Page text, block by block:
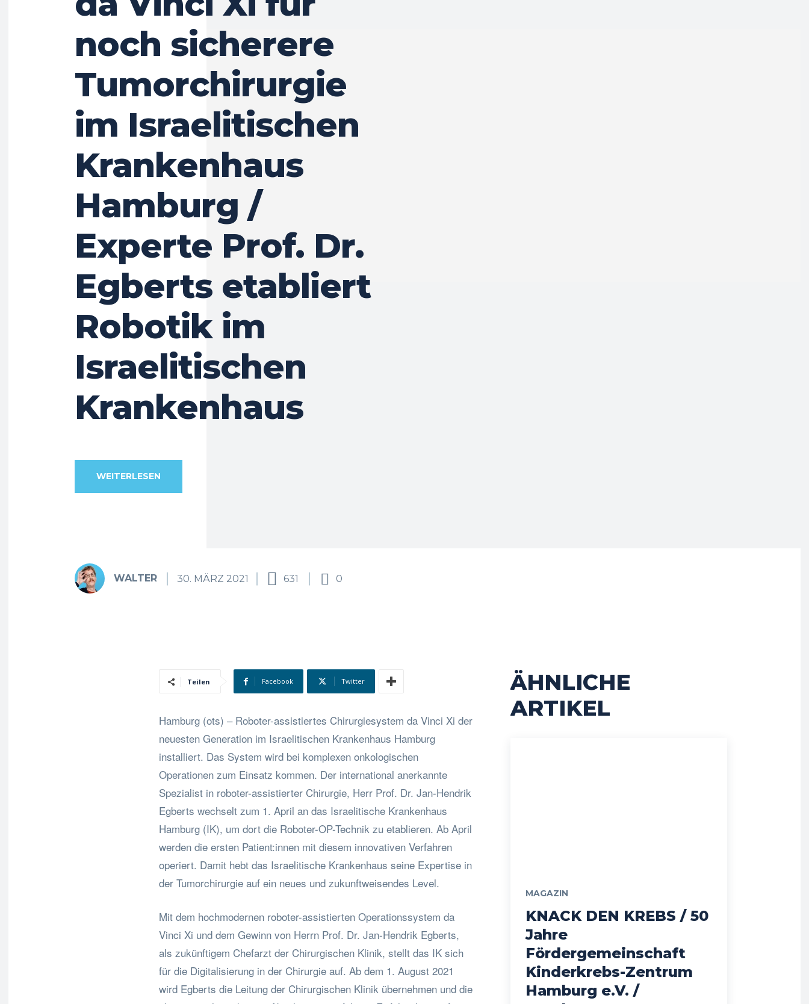
noch sicherere
Tumorchirurgie
im Israelitischen
Krankenhaus
Hamburg /
Experte Prof. Dr.
Egberts etabliert
Robotik im
Israelitischen
Krankenhaus
WEITERLESEN
WALTER 30. MÄRZ 2021 631 0
Teilen Facebook Twitter
Hamburg (ots) – Roboter-assistiertes Chirurgiesystem da Vinci Xi der
neuesten Generation im Israelitischen Krankenhaus Hamburg
installiert. Das System wird bei komplexen onkologischen
Operationen zum Einsatz kommen. Der international anerkannte
Spezialist in roboter-assistierter Chirurgie, Herr Prof. Dr. Jan-Hendrik
Egberts wechselt zum 1. April an das Israelitische Krankenhaus
Hamburg (IK), um dort die Roboter-OP-Technik zu etablieren. Ab April
werden die ersten Patient:innen mit diesem innovativen Verfahren
operiert. Damit hebt das Israelitische Krankenhaus seine Expertise in
der Tumorchirurgie auf ein neues und zukunftweisendes Level.
Mit dem hochmodernen roboter-assistierten Operationssystem da
Vinci Xi und dem Gewinn von Herrn Prof. Dr. Jan-Hendrik Egberts,
als zukünftigem Chefarzt der Chirurgischen Klinik, stellt das IK sich
für die Digitalisierung in der Chirurgie auf. Ab dem 1. August 2021
wird Egberts die Leitung der Chirurgischen Klinik übernehmen und die
ÄHNLICHE
ARTIKEL
MAGAZIN
KNACK DEN KREBS / 50
Jahre
Fördergemeinschaft
Kinderkrebs-Zentrum
Hamburg e.V. /